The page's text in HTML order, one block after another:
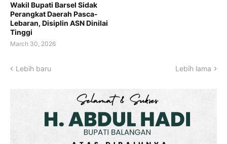
Wakil Bupati Barsel Sidak
Perangkat Daerah Pasca-
Lebaran, Disiplin ASN Dinilai
Tinggi
March 30, 2026
Lebih baru Lebih lama